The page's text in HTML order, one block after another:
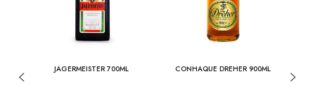
JAGERMEISTER 700ML CONHAQUE DREHER 900ML